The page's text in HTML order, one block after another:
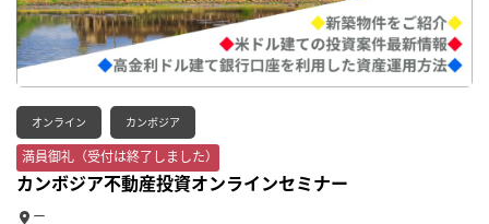
オンライン カンボジア
満員御礼（受付は終了しました）
カンボジア不動産投資オンラインセミナー
ー